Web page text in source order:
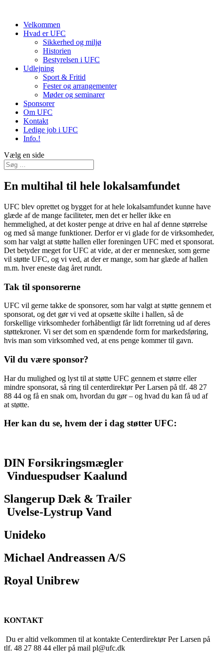
Velkommen
Hvad er UFC
Sikkerhed og miljø
Historien
Bestyrelsen i UFC
Udlejning
Sport & Fritid
Fester og arrangementer
Møder og seminarer
Sponsorer
Om UFC
Kontakt
Ledige job i UFC
Info.!
Vælg en side
En multihal til hele lokalsamfundet
UFC blev oprettet og bygget for at hele lokalsamfundet kunne have
glæde af de mange faciliteter, men det er heller ikke en
hemmelighed, at det koster penge at drive en hal af denne størrelse
og med så mange funktioner. Derfor er vi glade for de virksomheder,
som har valgt at støtte hallen eller foreningen UFC med et sponsorat.
Det betyder meget for UFC at vide, at der er mennesker, som gerne
vil støtte UFC, og vi ved, at der er mange, som har glæde af hallen
m.m. hver eneste dag året rundt.
Tak til sponsorerne
UFC vil gerne takke de sponsorer, som har valgt at støtte gennem et
sponsorat, og det gør vi ved at opsætte skilte i hallen, så de
forskellige virksomheder forhåbentligt får lidt forretning ud af deres
støttekroner. Vi ser det som en spændende form for markedsføring,
hvis man som virksomhed ved, at ens penge kommer til gavn.
Vil du være sponsor?
Har du mulighed og lyst til at støtte UFC gennem et større eller
mindre sponsorat, så ring til centerdirektør Per Larsen på tlf. 48 27
88 44 og få en snak om, hvordan du gør – og hvad du kan få ud af
at støtte.
Her kan du se, hvem der i dag støtter UFC:
DIN Forsikringsmægler
Vinduespudser Kaalund
Slangerup Dæk & Trailer
Uvelse-Lystrup Vand
Unideko
Michael Andreassen A/S
Royal Unibrew
KONTAKT
Du er altid velkommen til at kontakte Centerdirektør Per Larsen på
tlf. 48 27 88 44 eller på mail pl@ufc.dk